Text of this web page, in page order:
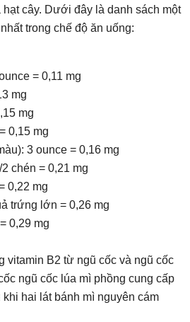
cây. Dưới đây là danh sách một
trong chế độ ăn uống:
= 0,11 mg
mg
mg
0,15 mg
3 ounce = 0,16 mg
chén = 0,21 mg
0,22 mg
trứng lớn = 0,26 mg
0,29 mg
vitamin B2 từ ngũ cốc và ngũ cốc
ngũ cốc lúa mì phồng cung cấp
hai lát bánh mì nguyên cám